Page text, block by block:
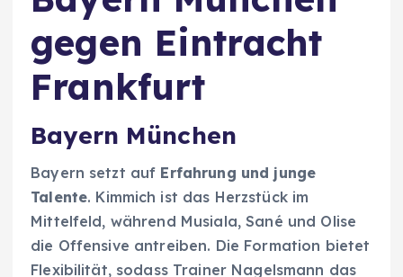
gegen Eintracht
Frankfurt
Bayern München
Bayern setzt auf Erfahrung und junge
Talente. Kimmich ist das Herzstück im
Mittelfeld, während Musiala, Sané und Olise
die Offensive antreiben. Die Formation bietet
Flexibilität, sodass Trainer Nagelsmann das